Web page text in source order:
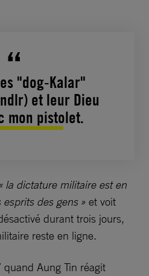
"dog-Kalar"
et leur Dieu
mon pistolet.
la dictature militaire est en
esprits des gens » et voit
durant trois jours,
reste en ligne.
Aung Tin réagit